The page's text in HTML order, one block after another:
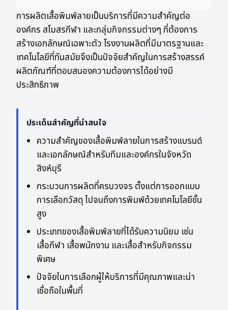
การผลิตเสื้อพิมพ์ลายเป็นบริการที่มีความสำคัญต่อ
องค์กร สโมสรกีฬา และกลุ่มกิจกรรมต่างๆ ที่ต้องการ
สร้างเอกลักษณ์เฉพาะตัว โรงงานผลิตที่มีมาตรฐานและ
เทคโนโลยีที่ทันสมัยจึงเป็นปัจจัยสำคัญในการสร้างสรรค์
ผลิตภัณฑ์ที่ตอบสนองความต้องการได้อย่างมี
ประสิทธิภาพ
ประเด็นสำคัญที่น่าสนใจ
ความสำคัญของเสื้อพิมพ์ลายในการสร้างแบรนด์
และเอกลักษณ์สำหรับทีมและองค์กรในจังหวัด
สิงห์บุรี
กระบวนการผลิตที่ครบวงจร ตั้งแต่การออกแบบ
การเลือกวัสดุ ไปจนถึงการพิมพ์ด้วยเทคโนโลยีขั้น
สูง
ประเภทของเสื้อพิมพ์ลายที่ได้รับความนิยม เช่น
เสื้อกีฬา เสื้อพนักงาน และเสื้อสำหรับกิจกรรม
พิเศษ
ปัจจัยในการเลือกผู้ให้บริการที่มีคุณภาพและน่า
เชื่อถือในพื้นที่